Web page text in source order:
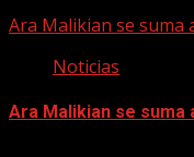
Ara Malikian se suma
Noticias
Ara Malikian se suma